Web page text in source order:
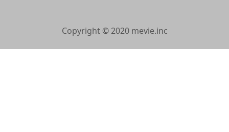
Copyright © 2020 mevie.inc